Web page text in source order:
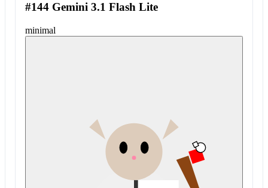
#144 Gemini 3.1 Flash Lite
minimal